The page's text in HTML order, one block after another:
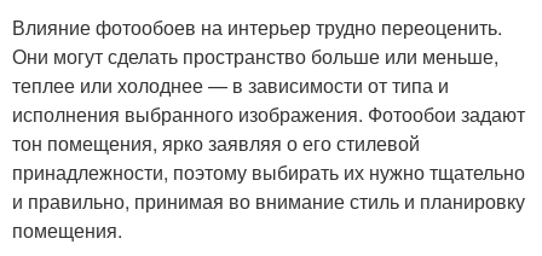
Влияние фотообоев на интерьер трудно переоценить.
Они могут сделать пространство больше или меньше,
теплее или холоднее — в зависимости от типа и
исполнения выбранного изображения. Фотообои задают
тон помещения, ярко заявляя о его стилевой
принадлежности, поэтому выбирать их нужно тщательно
и правильно, принимая во внимание стиль и планировку
помещения.